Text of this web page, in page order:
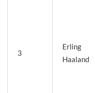
3
Erling
Haaland